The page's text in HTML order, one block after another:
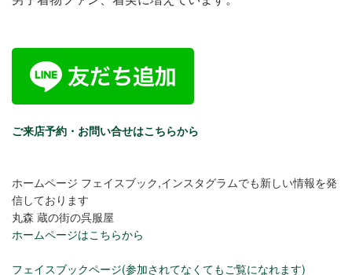
ご来店予約・お問い合せはこちらから
ホームページ フェイスブック,インスタグラムでも新しい情報を発
信しております
丸森 蔵の街の呉服屋
ホームページはこちらから
フェイスブックページ(参加されてなくてもご覧になれます)